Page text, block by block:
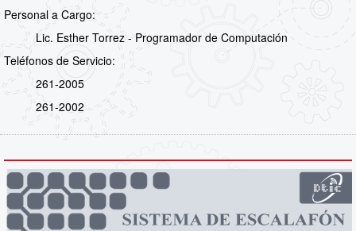
Personal a Cargo:
Lic. Esther Torrez - Programador de Computación
Teléfonos de Servicio:
261-2005
261-2002